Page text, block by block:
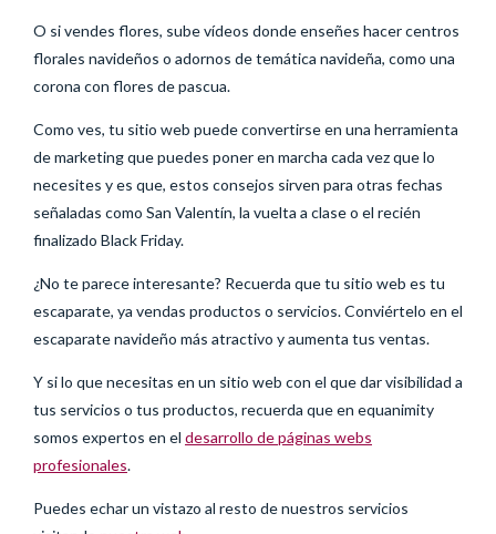
O si vendes flores, sube vídeos donde enseñes hacer centros
florales navideños o adornos de temática navideña, como una
corona con flores de pascua.
Como ves, tu sitio web puede convertirse en una herramienta
de marketing que puedes poner en marcha cada vez que lo
necesites y es que, estos consejos sirven para otras fechas
señaladas como San Valentín, la vuelta a clase o el recién
finalizado Black Friday.
¿No te parece interesante? Recuerda que tu sitio web es tu
escaparate, ya vendas productos o servicios. Conviértelo en el
escaparate navideño más atractivo y aumenta tus ventas.
Y si lo que necesitas en un sitio web con el que dar visibilidad a
tus servicios o tus productos, recuerda que en equanimity
somos expertos en el desarrollo de páginas webs
profesionales.
Puedes echar un vistazo al resto de nuestros servicios